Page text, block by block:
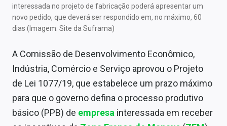
Renda Fixa
Finanças Pessoais
Mercados
Empresas
interessada no projeto de fabricação poderá apresentar um
novo pedido, que deverá ser respondido em, no máximo, 60
dias (Imagem: Site da Suframa)
A Comissão de Desenvolvimento Econômico,
Indústria, Comércio e Serviço aprovou o Projeto
de Lei 1077/19, que estabelece um prazo máximo
para que o governo defina o processo produtivo
básico (PPB) de empresa interessada em receber